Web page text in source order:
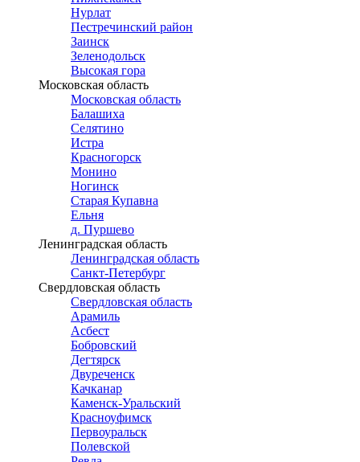
Нурлат
Пестречинский район
Заинск
Зеленодольск
Высокая гора
Московская область
Московская область
Балашиха
Селятино
Истра
Красногорск
Монино
Ногинск
Старая Купавна
Ельня
д. Пуршево
Ленинградская область
Ленинградская область
Санкт-Петербург
Свердловская область
Свердловская область
Арамиль
Асбест
Бобровский
Дегтярск
Двуреченск
Качканар
Каменск-Уральский
Красноуфимск
Первоуральск
Полевской